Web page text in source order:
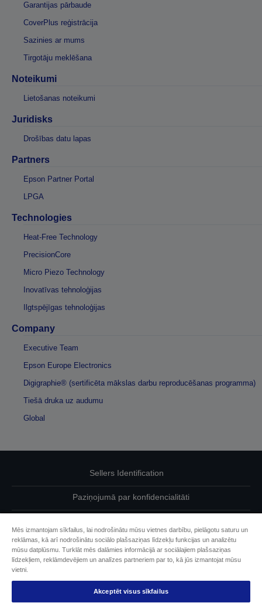
Garantijas pārbaude
CoverPlus reģistrācija
Sazinies ar mums
Tirgotāju meklēšana
Noteikumi
Lietošanas noteikumi
Juridisks
Drošības datu lapas
Partners
Epson Partner Portal
LPGA
Technologies
Heat-Free Technology
PrecisionCore
Micro Piezo Technology
Inovatīvas tehnoloģijas
Ilgtspējīgas tehnoloģijas
Company
Executive Team
Epson Europe Electronics
Digigraphie® (sertificēta mākslas darbu reproducēšanas programma)
Tiešā druka uz audumu
Global
Sellers Identification
Paziņojumā par konfidencialitāti
Sazinieties ar mums par saviem datiem
Epson apņemšanās pieejamības nodrošināšanā
Mēs izmantojam sīkfailus, lai nodrošinātu mūsu vietnes darbību, pielāgotu saturu un
reklāmas, kā arī nodrošinātu sociālo plašsaziņas līdzekļu funkcijas un analizētu
mūsu datplūsmu. Turklāt mēs dalāmies informācijā ar sociālajiem plašsaziņas
līdzekļiem, reklāmdevējiem un analīzes partneriem par to, kā jūs izmantojat mūsu
vietni.
Akceptēt visus sīkfailus